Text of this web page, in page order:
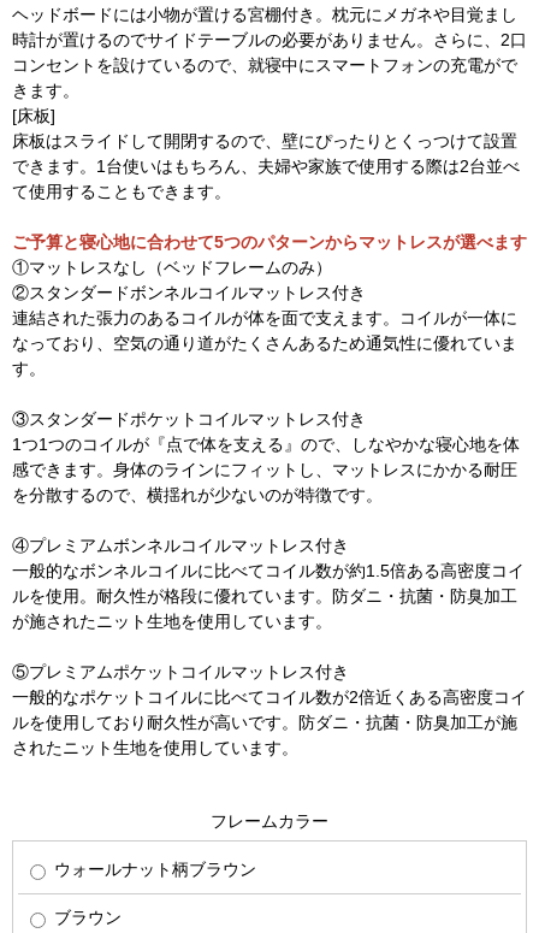
ヘッドボードには小物が置ける宮棚付き。枕元にメガネや目覚まし
時計が置けるのでサイドテーブルの必要がありません。さらに、2口
コンセントを設けているので、就寝中にスマートフォンの充電がで
きます。
[床板]
床板はスライドして開閉するので、壁にぴったりとくっつけて設置
できます。1台使いはもちろん、夫婦や家族で使用する際は2台並べ
て使用することもできます。
ご予算と寝心地に合わせて5つのパターンからマットレスが選べます
①マットレスなし（ベッドフレームのみ）
②スタンダードボンネルコイルマットレス付き
連結された張力のあるコイルが体を面で支えます。コイルが一体に
なっており、空気の通り道がたくさんあるため通気性に優れていま
す。
③スタンダードポケットコイルマットレス付き
1つ1つのコイルが『点で体を支える』ので、しなやかな寝心地を体
感できます。身体のラインにフィットし、マットレスにかかる耐圧
を分散するので、横揺れが少ないのが特徴です。
④プレミアムボンネルコイルマットレス付き
一般的なボンネルコイルに比べてコイル数が約1.5倍ある高密度コイ
ルを使用。耐久性が格段に優れています。防ダニ・抗菌・防臭加工
が施されたニット生地を使用しています。
⑤プレミアムポケットコイルマットレス付き
一般的なポケットコイルに比べてコイル数が2倍近くある高密度コイ
ルを使用しており耐久性が高いです。防ダニ・抗菌・防臭加工が施
されたニット生地を使用しています。
フレームカラー
ウォールナット柄ブラウン
ブラウン